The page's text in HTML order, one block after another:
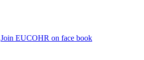
Join EUCOHR on face book